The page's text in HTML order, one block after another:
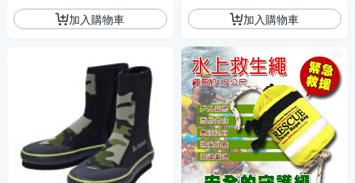
加入購物車 加入購物車